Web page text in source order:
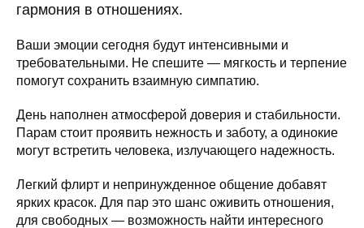
гармония в отношениях.
Ваши эмоции сегодня будут интенсивными и
требовательными. Не спешите — мягкость и терпение
помогут сохранить взаимную симпатию.
День наполнен атмосферой доверия и стабильности.
Парам стоит проявить нежность и заботу, а одинокие
могут встретить человека, излучающего надежность.
Легкий флирт и непринужденное общение добавят
ярких красок. Для пар это шанс оживить отношения,
для свободных — возможность найти интересного